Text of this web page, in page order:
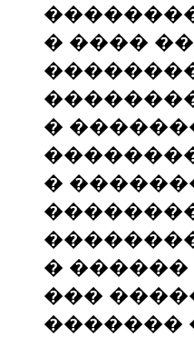
� ����
�
�
�
���
�������